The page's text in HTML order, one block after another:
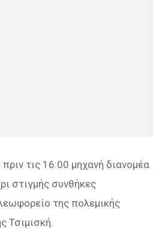
πριν τις 16:00 μηχανή διανομέα
στιγμής συνθήκες
της πολεμικής
Τσιμισκή.